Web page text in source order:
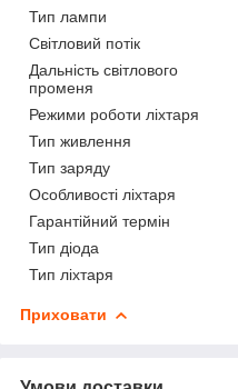
Тип лампи
Світловий потік
Дальність світлового
променя
Режими роботи ліхтаря
Тип живлення
Тип заряду
Особливості ліхтаря
Гарантійний термін
Тип діода
Тип ліхтаря
Приховати